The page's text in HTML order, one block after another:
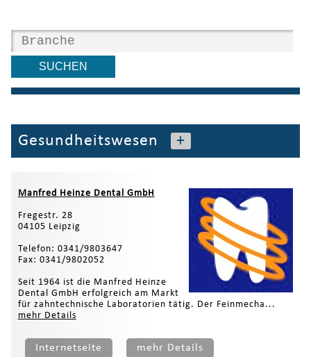
Gesundheitswesen +
Manfred Heinze Dental GmbH
Fregestr. 28
04105 Leipzig
Telefon: 0341/9803647
Fax: 0341/9802052
Seit 1964 ist die Manfred Heinze
Dental GmbH erfolgreich am Markt
für zahntechnische Laboratorien tätig. Der Feinmecha...
mehr Details
Internetseite mehr Details